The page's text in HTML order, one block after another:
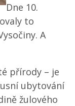
Dne 10.
to
A
přírody – je
ubytování
žulového